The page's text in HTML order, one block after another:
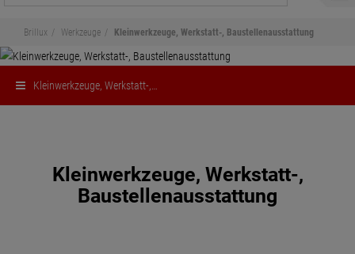
Brillux Werkzeuge Kleinwerkzeuge, Werkstatt-, Baustellenausstattung
Kleinwerkzeuge, Werkstatt-,…
Kleinwerkzeuge, Werkstatt-,
Baustellenausstattung